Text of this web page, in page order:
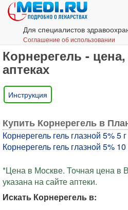
Для специалистов
Соглашение об использовании
Корнерегель -
аптеках
Инструкция
Купить Корнерегель в
Корнерегель гель глазной 5% 5
Корнерегель гель глазной 5%
*Цена в Москве. Точная цена в
указана на сайте аптеки.
Искать Корнерегель в: